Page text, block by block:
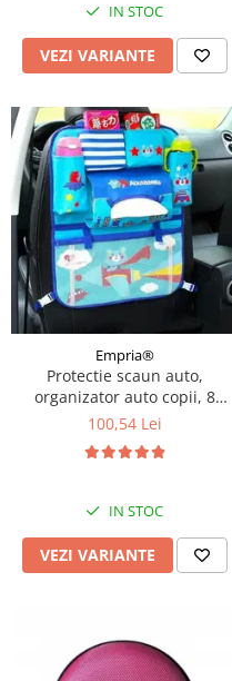
IN STOC
VEZI VARIANTE
Empria®
Protectie scaun auto,
organizator auto copii, 8
buzunare, Empria, 54x43 cm,
100,54 Lei
IN STOC
VEZI VARIANTE